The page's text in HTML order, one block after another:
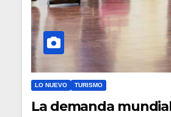
LO NUEVO TURISMO
La demanda